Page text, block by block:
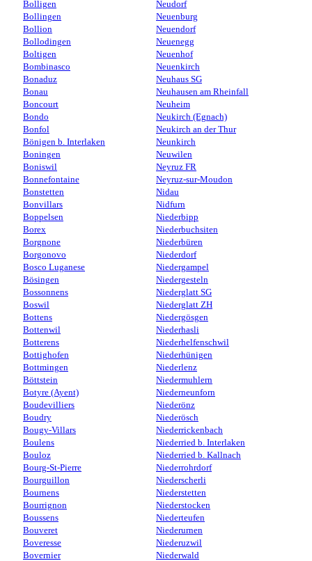
Bolligen
Bollingen
Bollion
Bollodingen
Boltigen
Bombinasco
Bonaduz
Bonau
Boncourt
Bondo
Bonfol
Bönigen b. Interlaken
Boningen
Boniswil
Bonnefontaine
Bonstetten
Bonvillars
Boppelsen
Borex
Borgnone
Borgonovo
Bosco Luganese
Bösingen
Bossonnens
Boswil
Bottens
Bottenwil
Botterens
Bottighofen
Bottmingen
Böttstein
Botyre (Ayent)
Boudevilliers
Boudry
Bougy-Villars
Boulens
Bouloz
Bourg-St-Pierre
Bourguillon
Bournens
Bourrignon
Boussens
Bouveret
Boveresse
Bovernier
Neudorf
Neuenburg
Neuendorf
Neuenegg
Neuenhof
Neuenkirch
Neuhaus SG
Neuhausen am Rheinfall
Neuheim
Neukirch (Egnach)
Neukirch an der Thur
Neunkirch
Neuwilen
Neyruz FR
Neyruz-sur-Moudon
Nidau
Nidfurn
Niederbipp
Niederbuchsiten
Niederbüren
Niederdorf
Niedergampel
Niedergesteln
Niederglatt SG
Niederglatt ZH
Niedergösgen
Niederhasli
Niederhelfenschwil
Niederhünigen
Niederlenz
Niedermuhlern
Niederneunforn
Niederönz
Niederösch
Niederrickenbach
Niederried b. Interlaken
Niederried b. Kallnach
Niederrohrdorf
Niederscherli
Niederstetten
Niederstocken
Niederteufen
Niederurnen
Niederuzwil
Niederwald